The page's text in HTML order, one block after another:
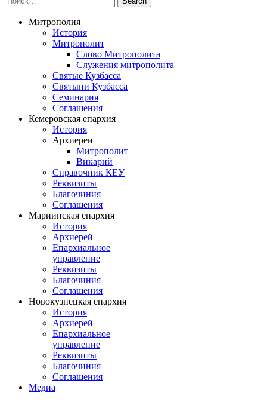
Митрополия
История
Митрополит
Слово Митрополита
Служения митрополита
Святые Кузбасса
Святыни Кузбасса
Семинария
Соглашения
Кемеровская епархия
История
Архиереи
Митрополит
Викарий
Справочник КЕУ
Реквизиты
Благочиния
Соглашения
Мариинская епархия
История
Архиерей
Епархиальное
управление
Реквизиты
Благочиния
Соглашения
Новокузнецкая епархия
История
Архиерей
Епархиальное
управление
Реквизиты
Благочиния
Соглашения
Медиа